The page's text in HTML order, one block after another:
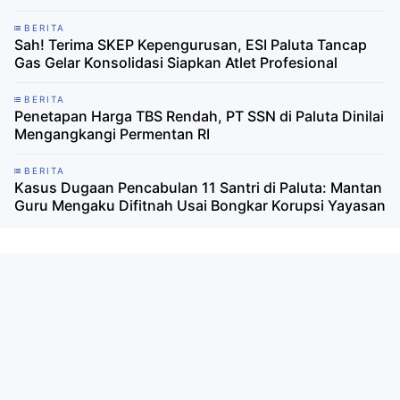
BERITA
Sah! Terima SKEP Kepengurusan, ESI Paluta Tancap
Gas Gelar Konsolidasi Siapkan Atlet Profesional
BERITA
Penetapan Harga TBS Rendah, PT SSN di Paluta Dinilai
Mengangkangi Permentan RI
BERITA
Kasus Dugaan Pencabulan 11 Santri di Paluta: Mantan
Guru Mengaku Difitnah Usai Bongkar Korupsi Yayasan